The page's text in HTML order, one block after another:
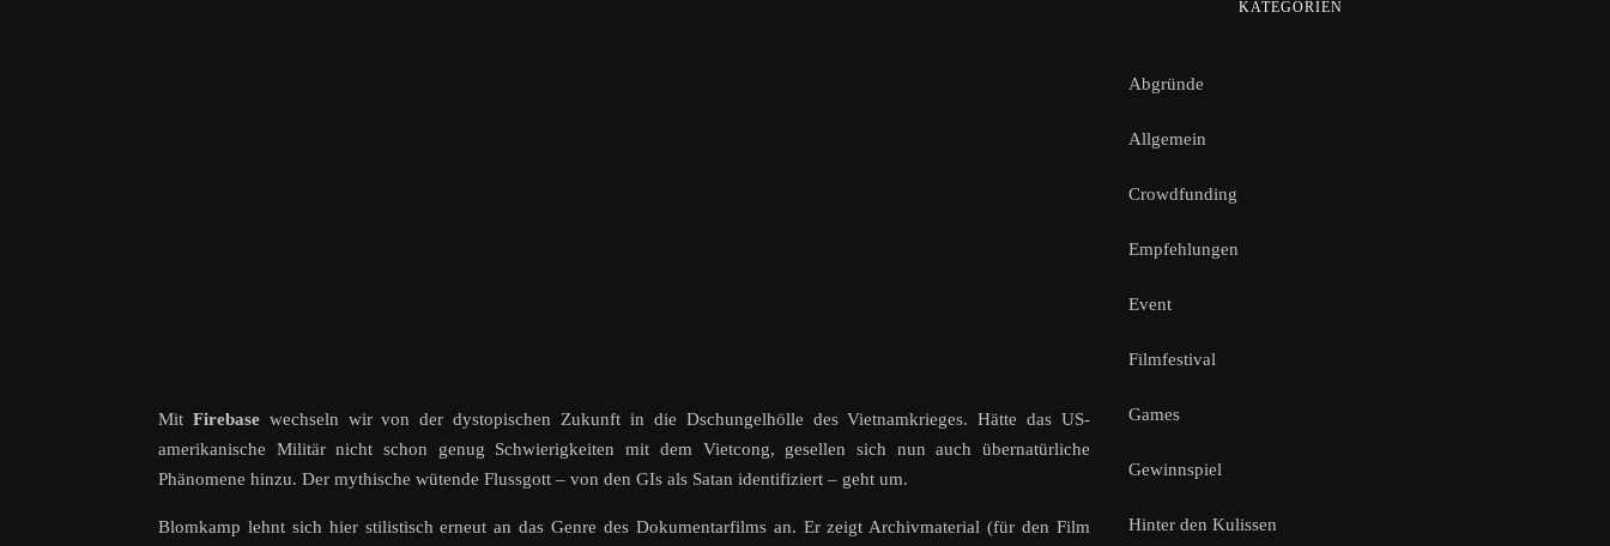
Mit Firebasewechseln wir von der dystopischen Zukunft in die Dschungelhölle des Vietnamkrieges. Hätte das US-
amerikanische Militär nicht schon genug Schwierigkeiten mit dem Vietcong, gesellen sich nun auch übernatürliche
Phänomene hinzu. Der mythische wütende Flussgott – von den GIs als Satan identifiziert – geht um.
Blomkamp lehnt sich hier stilistisch erneut an das Genre des Dokumentarfilms an. Er zeigt Archivmaterial (für den Film
KATEGORIEN
Abgründe
Allgemein
Crowdfunding
Empfehlungen
Event
Filmfestival
Games
Gewinnspiel
Hinter den Kulissen